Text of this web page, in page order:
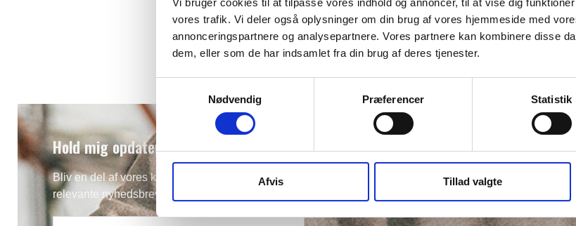
vores trafik. Vi deler også oplysninger om din brug af vores hjemmeside med
annonceringspartnere og analysepartnere. Vores partnere kan kombinere disse
dem, eller som de har indsamlet fra din brug af deres tjenester.
Nødvendig
Præferencer Statistik
Afvis Tillad valgte
Hold mig opdateret
Bliv en del af vores kundeklub og modtag vores
relevante nyhedsbreve.